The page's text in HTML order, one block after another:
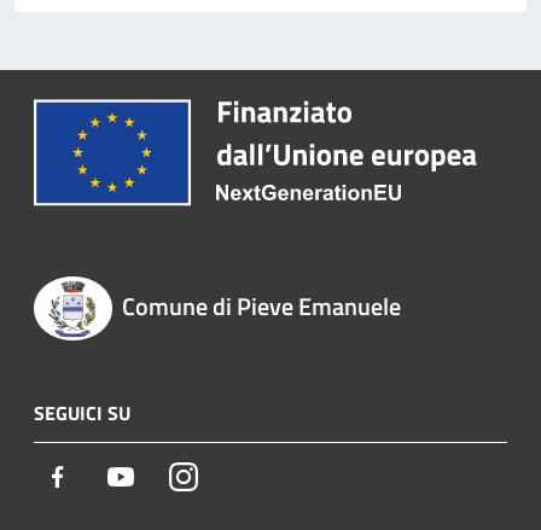
Comune di Pieve Emanuele
SEGUICI SU
Facebook YoutubeInstagram